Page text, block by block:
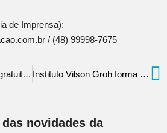
de Imprensa):
/ (48) 99998-7675
Unisul realiza evento gratuito de tecnologia, empreendedorismo e ciências da saúde Instituto Vilson Groh forma jovens de periferias em cursos voltados para mercado de tecnologia de Florianópolis
novidades da